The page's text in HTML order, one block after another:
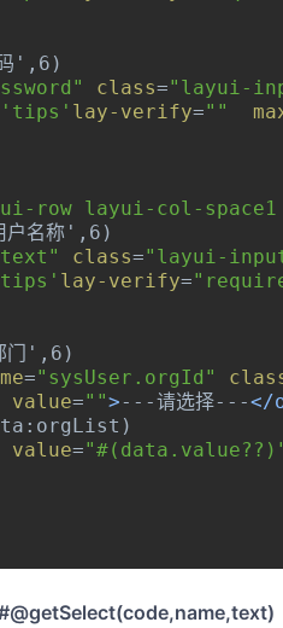
',6)
class="layui-
'tips' lay-verify=""
row layui-col-space1
名称',6)
class="layui-
lay-verify=
门',6)
="sysUser.orgId"
value="">---请选择---</
value=